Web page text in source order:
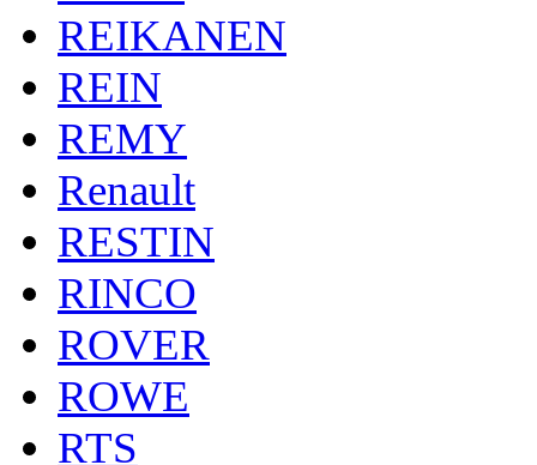
REIKANEN
REIN
REMY
Renault
RESTIN
RINCO
ROVER
ROWE
RTS